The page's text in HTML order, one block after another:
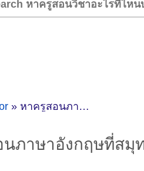
» หาครูสอนภาษาอังกฤษที่สมุทรสาคร
ภาษาอังกฤษที่สมุ